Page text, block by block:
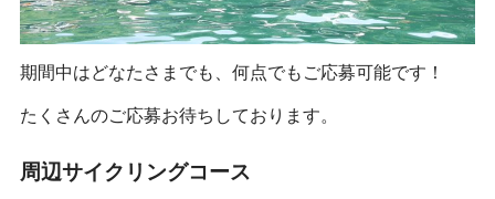
期間中はどなたさまでも、何点でもご応募可能です！
たくさんのご応募お待ちしております。
周辺サイクリングコース